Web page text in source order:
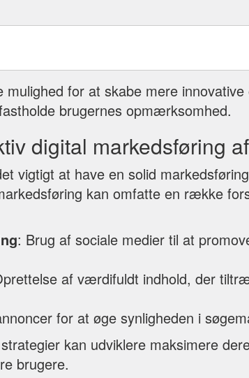
mulighed for at skabe mere
brugernes opmærksomhed.
digital markedsføring
vigtigt at have en solid
kan omfatte en række
: Brug af sociale medier til at
af værdifuldt indhold, der
for at øge synligheden i
kan udviklere maksimere
brugere.